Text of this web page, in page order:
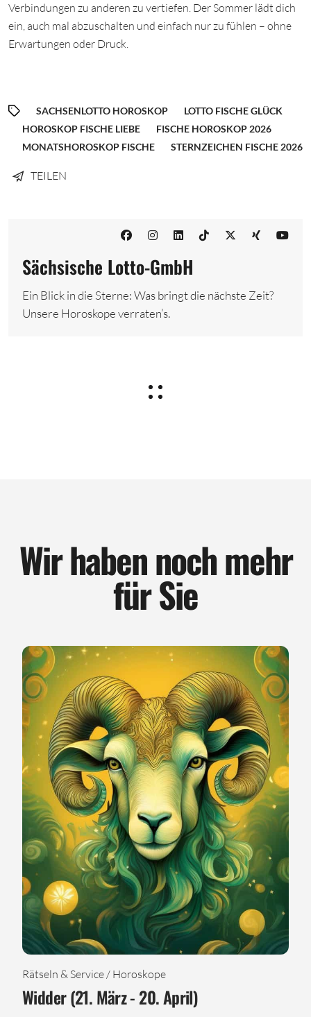
Verbindungen zu anderen zu vertiefen. Der Sommer lädt dich
ein, auch mal abzuschalten und einfach nur zu fühlen – ohne
Erwartungen oder Druck.
SACHSENLOTTO HOROSKOP
LOTTO FISCHE GLÜCK
HOROSKOP FISCHE LIEBE
FISCHE HOROSKOP 2026
MONATSHOROSKOP FISCHE
STERNZEICHEN FISCHE 2026
TEILEN
Sächsische Lotto-GmbH
Ein Blick in die Sterne: Was bringt die nächste Zeit?
Unsere Horoskope verraten’s.
Wir haben noch mehr
für Sie
Rätseln & Service / Horoskope
Widder (21. März - 20. April)